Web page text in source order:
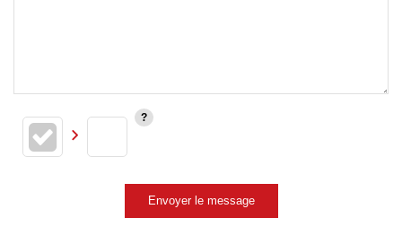
Envoyer le message